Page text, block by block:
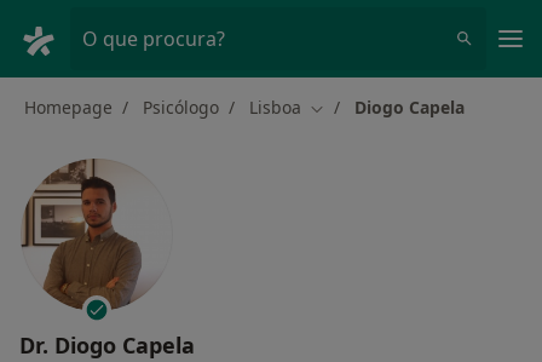
O que procura?
Homepage Psicólogo Lisboa Mudar de cidade
Diogo Capela
Dr. Diogo Capela